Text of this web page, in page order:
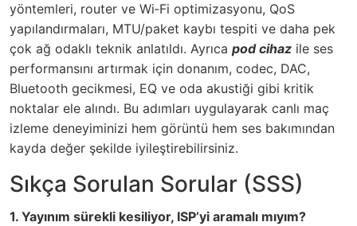
yöntemleri, router ve Wi‑Fi optimizasyonu, QoS
yapılandırmaları, MTU/paket kaybı tespiti ve daha pek
çok ağ odaklı teknik anlatıldı. Ayrıca pod cihaz ile ses
performansını artırmak için donanım, codec, DAC,
Bluetooth gecikmesi, EQ ve oda akustiği gibi kritik
noktalar ele alındı. Bu adımları uygulayarak canlı maç
izleme deneyiminizi hem görüntü hem ses bakımından
kayda değer şekilde iyileştirebilirsiniz.
Sıkça Sorulan Sorular (SSS)
1. Yayınım sürekli kesiliyor, ISP’yi aramalı mıyım?